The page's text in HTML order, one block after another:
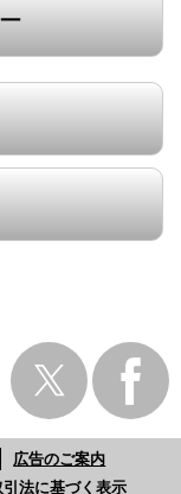
広告のご案内
法に基づく表示